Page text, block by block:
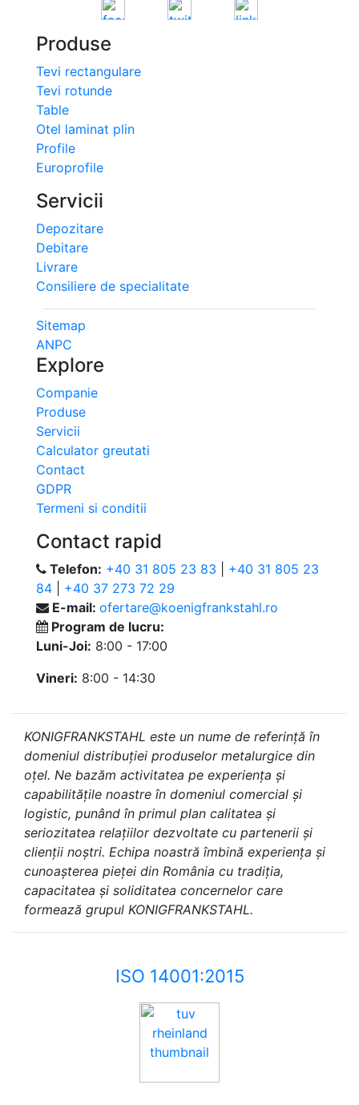
Produse
Tevi rectangulare
Tevi rotunde
Table
Otel laminat plin
Profile
Europrofile
Servicii
Depozitare
Debitare
Livrare
Consiliere de specialitate
Sitemap
ANPC
Explore
Companie
Produse
Servicii
Calculator greutati
Contact
GDPR
Termeni si conditii
Contact rapid
Telefon: +40 31 805 23 83
+40 31 805 23
84
+40 37 273 72 29
E-mail: ofertare@koenigfrankstahl.ro
Program de lucru:
Luni-Joi: 8:00 - 17:00
Vineri: 8:00 - 14:30
KONIGFRANKSTAHL este un nume de referință în
domeniul distribuției produselor metalurgice din
oțel. Ne bazăm activitatea pe experiența și
capabilitățile noastre în domeniul comercial și
logistic, punând în primul plan calitatea și
seriozitatea relațiilor dezvoltate cu partenerii și
clienții noștri. Echipa noastră îmbină experiența și
cunoașterea pieței din România cu tradiția,
capacitatea și soliditatea concernelor care
formează grupul KONIGFRANKSTAHL.
ISO 14001:2015